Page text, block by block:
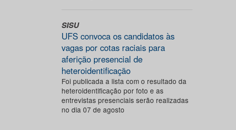
SISU
UFS convoca os candidatos às
vagas por cotas raciais para
aferição presencial de
heteroidentificação
Foi publicada a lista com o resultado da
heteroidentificação por foto e as
entrevistas presenciais serão realizadas
no dia 07 de agosto